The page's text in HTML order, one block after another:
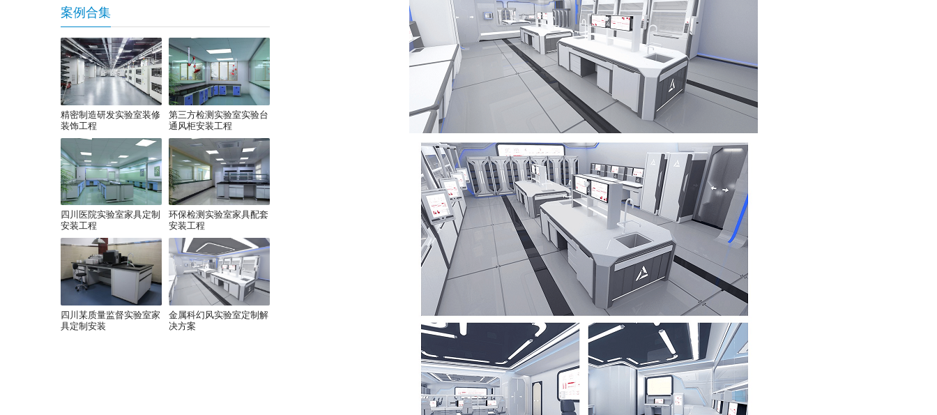
案例合集
精密制造研发实验室装修
装饰工程
第三方检测实验室实验台
通风柜安装工程
四川医院实验室家具定制
安装工程
环保检测实验室家具配套
安装工程
四川某质量监督实验室家
具定制安装
金属科幻风实验室定制解
决方案